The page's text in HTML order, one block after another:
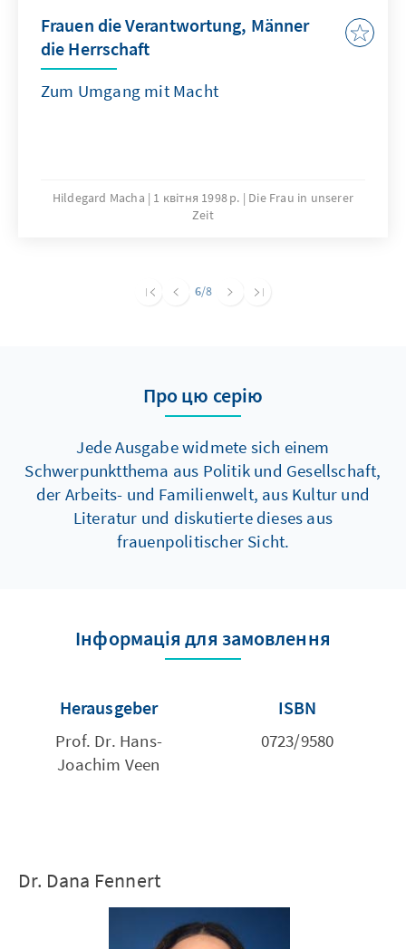
Frauen die Verantwortung, Männer
die Herrschaft
Zum Umgang mit Macht
Hildegard Macha 1 квітня 1998 р.
Die Frau in unserer
Zeit
6/8
Про цю серію
Jede Ausgabe widmete sich einem
Schwerpunktthema aus Politik und Gesellschaft,
der Arbeits- und Familienwelt, aus Kultur und
Literatur und diskutierte dieses aus
frauenpolitischer Sicht.
Інформація для замовлення
Herausgeber
Prof. Dr. Hans-
Joachim Veen
ISBN
0723/9580
Dr. Dana Fennert